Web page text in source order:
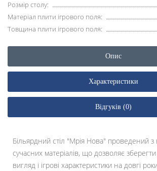
Розмір столу:
Матеріал плити ігрового поля:
Товщина плити ігрового поля:
Опис
Характеристики
Відгуків (0)
Більярдний стіл "Мрія Нова" проведений
сучасних матеріалів, що дозволяє
вигляд і ігрові характеристики на довгі